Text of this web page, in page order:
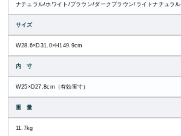
ナチュラル/ホワイト/ブラウン/ダークブラウン/ライトナチュラル
サイズ
W28.6×D31.0×H149.9cm
内 寸
W25×D27.8cm（有効実寸）
重 量
11.7kg